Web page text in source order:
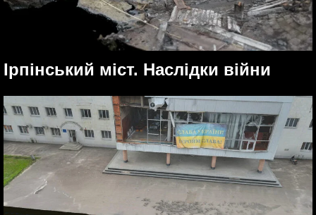
Ірпінський міст. Наслідки війни